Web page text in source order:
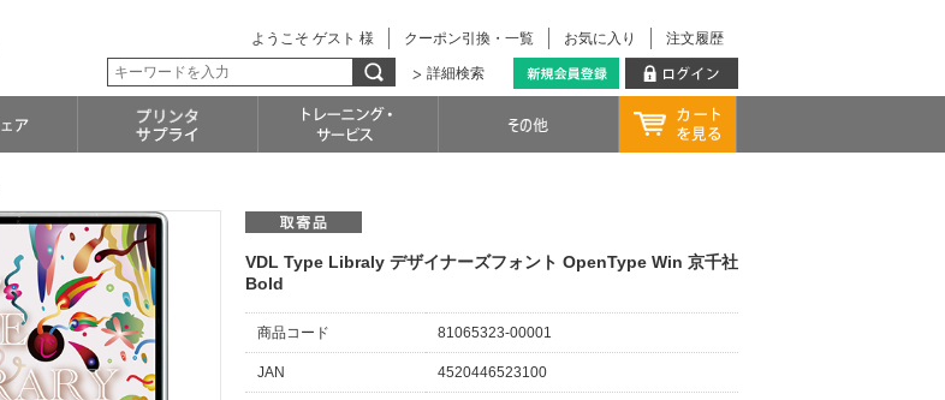
注文履歴
お気に入り
クーポン引換・一覧
ようこそ ゲスト 様
詳細検索
VDL Type Libraly デザイナーズフォント OpenType Win 京千社
Bold
商品コード 81065323-00001
JAN 4520446523100